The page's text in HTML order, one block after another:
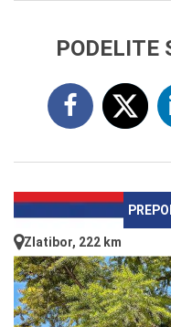
PODELITE
Zlatibor, 222 km